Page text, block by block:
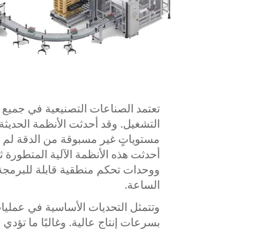
تعتمد الصناعات التصنيعية في جميع
التشغيل. وقد أحدثت الأنظمة
مستوياتٍ غير مسبوقة من الدقة لم
أحدثت هذه الأنظمة الآلية
ووحدات تحكم منطقية قابلة
الساعة.
وتتمثل التحديات الأساسية في
بسرعات إنتاج عالية. وغالبًا ما تؤدي